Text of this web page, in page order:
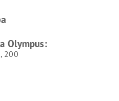
Olympus:
200